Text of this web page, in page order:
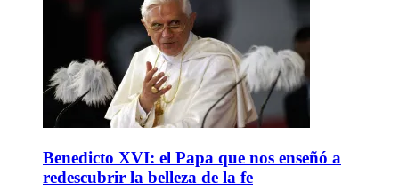
Benedicto XVI: el Papa que nos enseñó a
redescubrir la belleza de la fe